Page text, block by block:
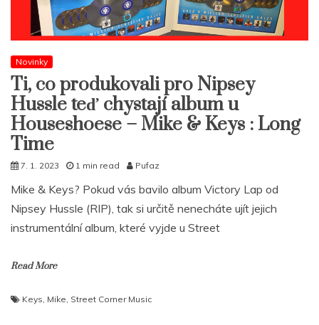
Novinky
Ti, co produkovali pro Nipsey
Hussle teď chystají album u
Houseshoese – Mike & Keys : Long
Time
7. 1. 2023 1 min read Pufaz
Mike & Keys? Pokud vás bavilo album Victory Lap od
Nipsey Hussle (RIP), tak si určitě nenecháte ujít jejich
instrumentální album, které vyjde u Street
Read More
Keys Mike Street Corner Music